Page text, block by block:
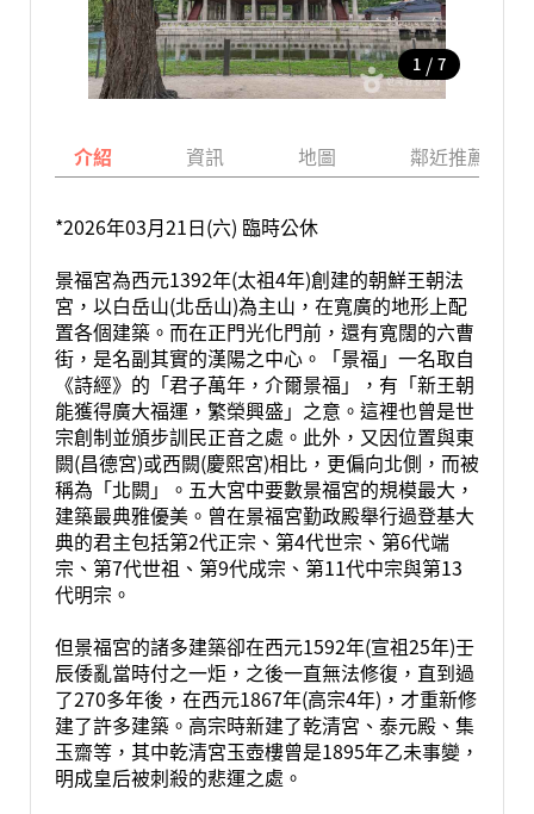
1 / 7
介紹 資訊 地圖 鄰近推薦景點
*2026年03月21日(六) 臨時公休
景福宮為西元1392年(太祖4年)創建的朝鮮王朝法
宮，以白岳山(北岳山)為主山，在寬廣的地形上配
置各個建築。而在正門光化門前，還有寬闊的六曹
街，是名副其實的漢陽之中心。「景福」一名取自
《詩經》的「君子萬年，介爾景福」，有「新王朝
能獲得廣大福運，繁榮興盛」之意。這裡也曾是世
宗創制並頒步訓民正音之處。此外，又因位置與東
闕(昌德宮)或西闕(慶熙宮)相比，更偏向北側，而被
稱為「北闕」。五大宮中要數景福宮的規模最大，
建築最典雅優美。曾在景福宮勤政殿舉行過登基大
典的君主包括第2代正宗、第4代世宗、第6代端
宗、第7代世祖、第9代成宗、第11代中宗與第13
代明宗。
但景福宮的諸多建築卻在西元1592年(宣祖25年)壬
辰倭亂當時付之一炬，之後一直無法修復，直到過
了270多年後，在西元1867年(高宗4年)，才重新修
建了許多建築。高宗時新建了乾清宮、泰元殿、集
玉齋等，其中乾清宮玉壺樓曾是1895年乙未事變，
明成皇后被刺殺的悲運之處。